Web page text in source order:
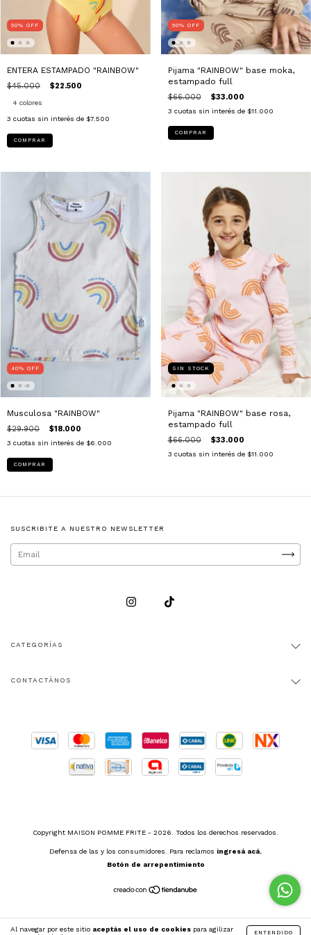
Al navegar por este sitio aceptás el uso de cookies para agilizar
ENTENDIDO
50% OFF
ENTERA ESTAMPADO "RAINBOW"
$45.000 $22.500
4 colores
3 cuotas sin interés de $7.500
COMPRAR
50% OFF
Pijama "RAINBOW" base moka,
estampado full
$66.000 $33.000
3 cuotas sin interés de $11.000
COMPRAR
40% OFF
Musculosa "RAINBOW"
$29.900 $18.000
3 cuotas sin interés de $6.000
COMPRAR
SIN STOCK
Pijama "RAINBOW" base rosa,
estampado full
$66.000 $33.000
3 cuotas sin interés de $11.000
SUSCRIBITE A NUESTRO NEWSLETTER
CATEGORÍAS
CONTACTÁNOS
Copyright MAISON POMME FRITE - 2026. Todos los derechos reservados.
Defensa de las y los consumidores. Para reclamos ingresá acá.
Botón de arrepentimiento